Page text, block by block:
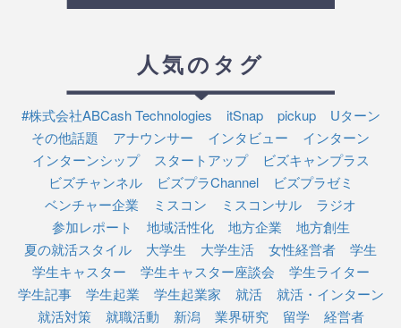
人気のタグ
#株式会社ABCash Technologies itSnap pickup
Uターン
その他話題
アナウンサー インタビュー
インターン
インターンシップ
スタートアップ
ビズキャンプラス
ビズチャンネル
ビズプラChannel
ビズプラゼミ
ベンチャー企業
ミスコン ミスコンサル
ラジオ
参加レポート
地域活性化 地方企業
地方創生
夏の就活スタイル
大学生 大学生活 女性経営者
学生
学生キャスター
学生キャスター座談会
学生ライター
学生記事
学生起業 学生起業家 就活
就活・インターン
就活対策
就職活動 新潟 業界研究 留学
経営者